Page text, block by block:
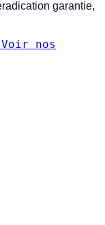
garantie,
Voir nos